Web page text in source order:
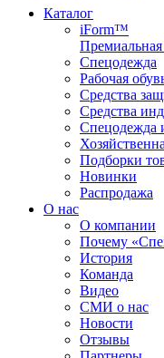
Каталог
iForm™
Спецодежда
Рабочая
Средства
Средства
Подборки
Новинки
Распродажа
О нас
О компании
Почему
История
Команда
Видео
СМИ о нас
Новости
Отзывы